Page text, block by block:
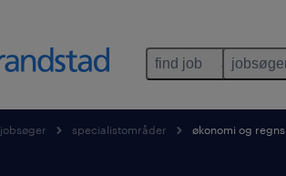
find job
jobsøger specialistområder økonomi og